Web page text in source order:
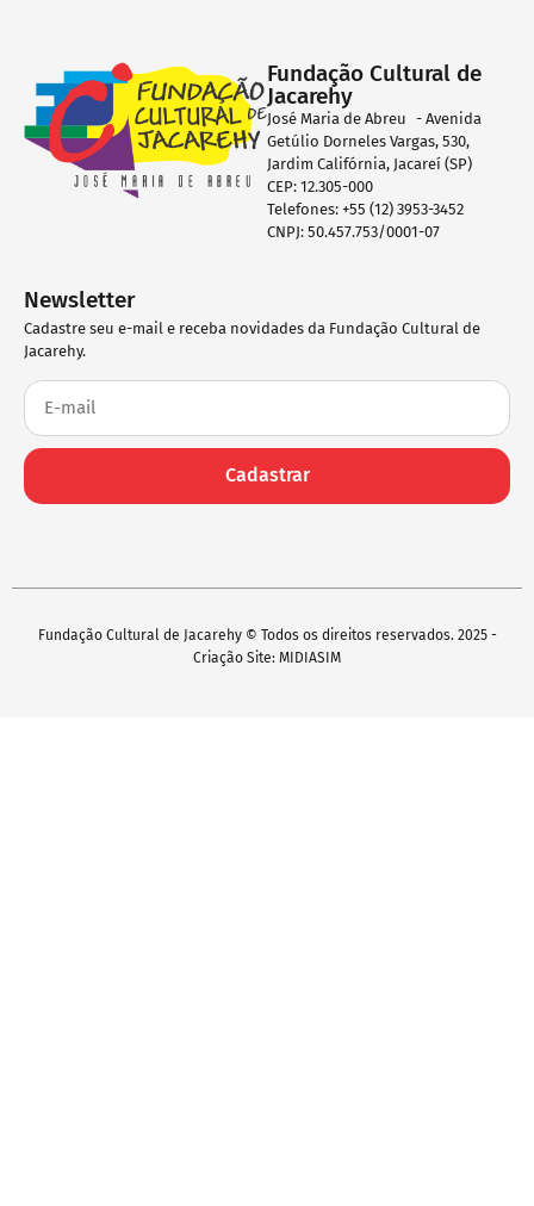
Fundação Cultural de
Jacarehy
José Maria de Abreu - Avenida
Getúlio Dorneles Vargas, 530,
Jardim Califórnia, Jacareí (SP)
CEP: 12.305-000
Telefones: +55 (12) 3953-3452
CNPJ: 50.457.753/0001-07
Newsletter
Cadastre seu e-mail e receba novidades da Fundação Cultural de
Jacarehy.
Cadastrar
Fundação Cultural de Jacarehy © Todos os direitos reservados. 2025 -
Criação Site: MIDIASIM